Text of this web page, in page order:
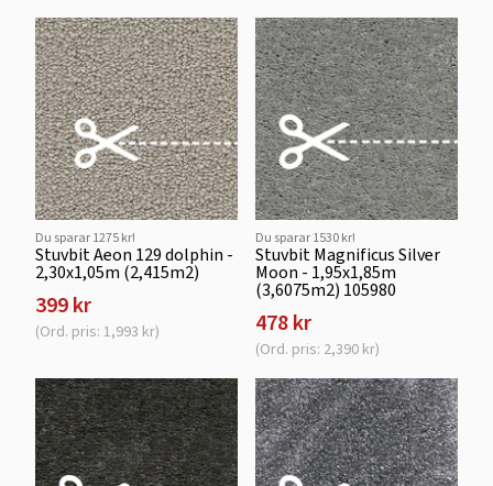
Du sparar 1275 kr!
Stuvbit Aeon 129 dolphin -
2,30x1,05m (2,415m2)
399 kr
(Ord. pris: 1,993 kr)
Du sparar 1530 kr!
Stuvbit Magnificus Silver
Moon - 1,95x1,85m
(3,6075m2) 105980
478 kr
(Ord. pris: 2,390 kr)